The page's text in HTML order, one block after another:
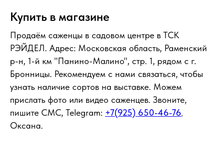
Купить в магазине
Продаём саженцы в садовом центре в ТСК
РЭЙДЕЛ. Адрес: Московская область, Раменский
р-н, 1-й км "Панино-Малино", стр. 1, рядом с г.
Бронницы. Рекомендуем с нами связаться, чтобы
узнать наличие сортов на выставке. Можем
прислать фото или видео саженцев. Звоните,
пишите СМС, Telegram: +7(925) 650-46-76,
Оксана.